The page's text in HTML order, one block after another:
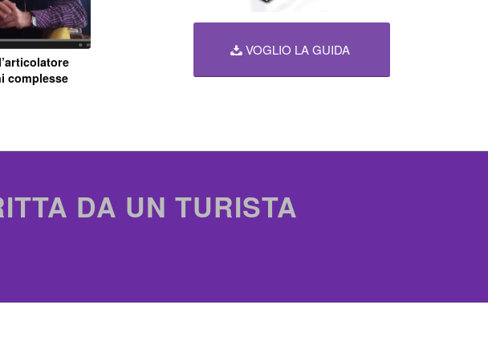
complesse
VOGLIO LA GUIDA
DA UN TURISTA